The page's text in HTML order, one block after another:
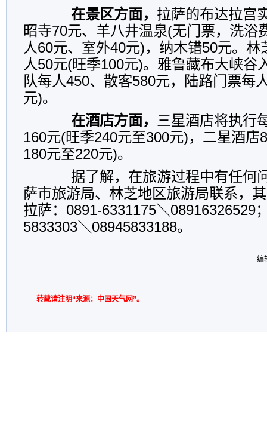
在景区方面， 拉萨的布达拉宫
昭寺70元、羊八井温泉(无门票，洗浴
人60元、室外40元)，纳木错50元。林
人50元(旺季100元)。雅鲁藏布大峡谷
队每人450、散客580元，陆路门票每
元)。
在酒店方面，
三星酒店将执行
160元(旺季240元至300元)，二星酒店
180元至220元)。
据了解，在旅游过程中有任何
萨市旅游局、林芝地区旅游局联系，
拉萨：0891-6331175＼08916326529
5833303＼08945833188。
编
转载请注明“来源：中国天气网”。